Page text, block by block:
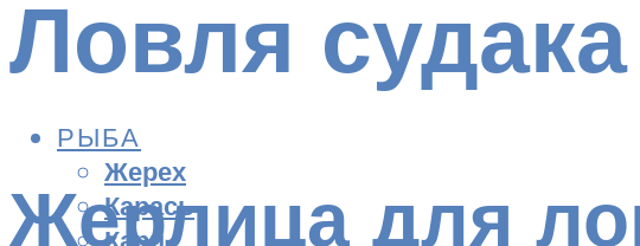
РЫБА
Жерех
Карась
Ловля
Жерлица для